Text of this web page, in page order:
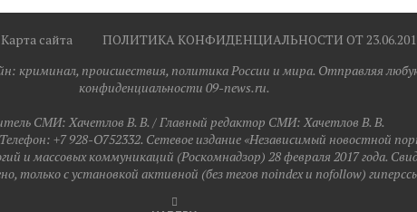
Карта сайта
ПОЛИТИКА КОНФИДЕНЦИАЛЬНОСТИ ОТ
криминал, происшествия, политика России и мира. Отправляя
конфиденциальности 09-news.ru.
СМИ: Хaчeтлoв B. B. / Главный редактор СМИ: Хaчeтлoв B. B.
+7 928-O752332. Сетевое издание «Независимый новостной
и массовых коммуникаций (Роскомнадзор) 28 февраля 2017 года.
только с установкой активной (без тегов noindex и nofollow)